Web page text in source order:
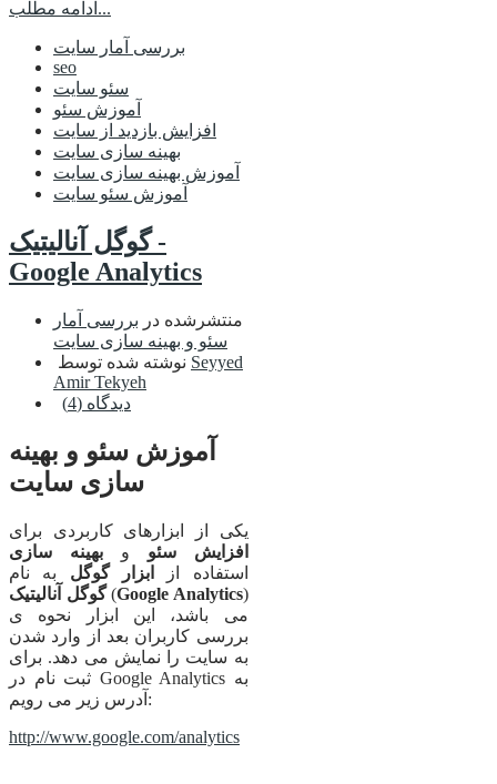
ادامه مطلب...
بررسی آمار سایت
seo
سئو سایت
آموزش سئو
افزایش بازدید از سایت
بهینه سازی سایت
آموزش بهینه سازی سایت
آموزش سئو سایت
گوگل آنالیتیک -
Google Analytics
منتشرشده در بررسی آمار
سئو و بهینه سازی سایت
Seyyed
Amir Tekyeh
دیدگاه (4)
آموزش سئو و بهینه
سازی سایت
یکی از ابزارهای کاربردی برای
افزایش سئو وبهینه سازی
استفاده از
ابزار گوگل به نام
گوگل آنالیتیک(Google Analytics)
می باشد، این ابزار نحوه ی
بررسی کاربران بعد از وارد شدن
به سایت را نمایش می دهد. برای
ثبت نام در Google Analytics به
آدرس زیر می رویم:
http://www.google.com/analytics